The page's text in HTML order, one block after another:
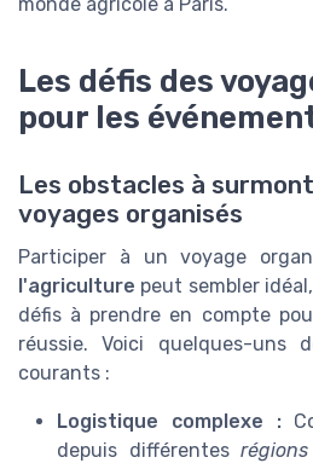
Les défis des
pour les
Les obstacles à
voyages organisés
Participer à un voyage
l'agriculture peut sembler
défis à prendre en compte
réussie. Voici quelques-uns
courants :
Logistique complexe :
depuis différentes régions